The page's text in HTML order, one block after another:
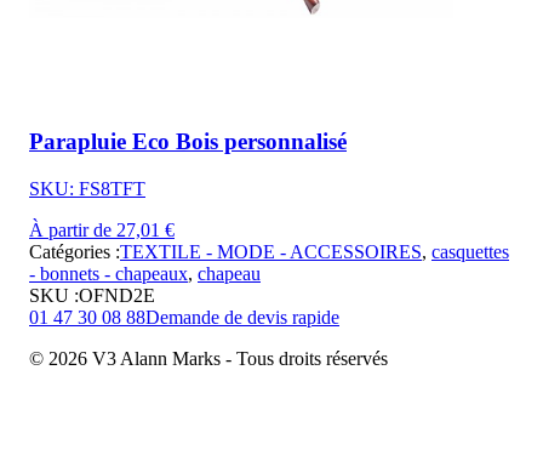
Parapluie Eco Bois personnalisé
SKU: FS8TFT
À partir de 27,01 €
Catégories :TEXTILE - MODE - ACCESSOIRES, casquettes
- bonnets - chapeaux, chapeau
SKU :OFND2E
01 47 30 08 88Demande de devis rapide
© 2026 V3 Alann Marks - Tous droits réservés